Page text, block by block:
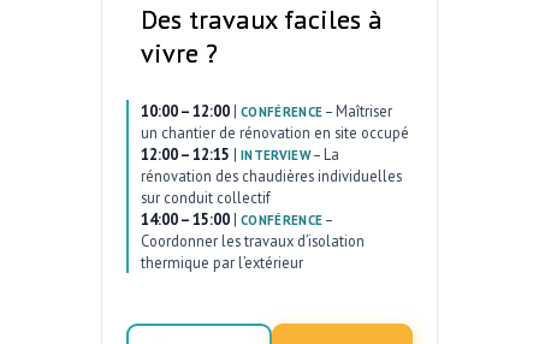
Des travaux faciles à
vivre ?
10:00 – 12:00 | CONFÉRENCE – Maîtriser
un chantier de rénovation en site occupé
12:00 – 12:15 | INTERVIEW– La
rénovation des chaudières individuelles
sur conduit collectif
14:00 – 15:00 | CONFÉRENCE –
Coordonner les travaux d’isolation
thermique par l’extérieur